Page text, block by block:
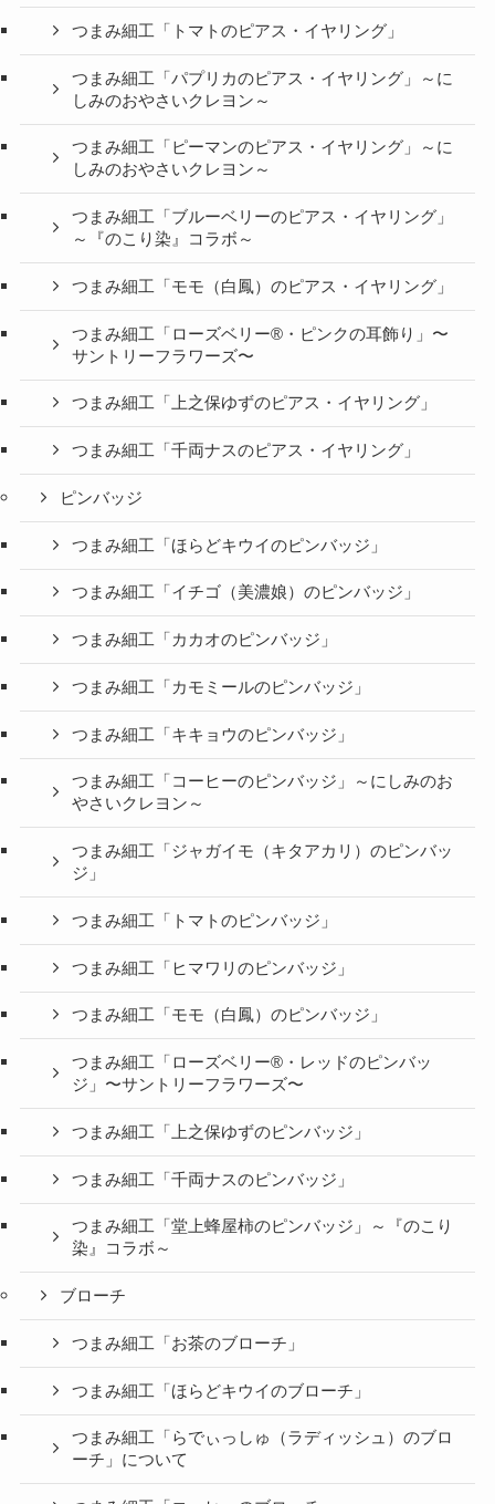
つまみ細工「トマトのピアス・イヤリング」
つまみ細工「パプリカのピアス・イヤリング」～に
しみのおやさいクレヨン～
つまみ細工「ピーマンのピアス・イヤリング」～に
しみのおやさいクレヨン～
つまみ細工「ブルーベリーのピアス・イヤリング」
～『のこり染』コラボ～
つまみ細工「モモ（白鳳）のピアス・イヤリング」
つまみ細工「ローズベリー®・ピンクの耳飾り」〜
サントリーフラワーズ〜
つまみ細工「上之保ゆずのピアス・イヤリング」
つまみ細工「千両ナスのピアス・イヤリング」
ピンバッジ
つまみ細工「ほらどキウイのピンバッジ」
つまみ細工「イチゴ（美濃娘）のピンバッジ」
つまみ細工「カカオのピンバッジ」
つまみ細工「カモミールのピンバッジ」
つまみ細工「キキョウのピンバッジ」
つまみ細工「コーヒーのピンバッジ」～にしみのお
やさいクレヨン～
つまみ細工「ジャガイモ（キタアカリ）のピンバッ
ジ」
つまみ細工「トマトのピンバッジ」
つまみ細工「ヒマワリのピンバッジ」
つまみ細工「モモ（白鳳）のピンバッジ」
つまみ細工「ローズベリー®・レッドのピンバッ
ジ」〜サントリーフラワーズ〜
つまみ細工「上之保ゆずのピンバッジ」
つまみ細工「千両ナスのピンバッジ」
つまみ細工「堂上蜂屋柿のピンバッジ」～『のこり
染』コラボ～
ブローチ
つまみ細工「お茶のブローチ」
つまみ細工「ほらどキウイのブローチ」
つまみ細工「らでぃっしゅ（ラディッシュ）のブロ
ーチ」について